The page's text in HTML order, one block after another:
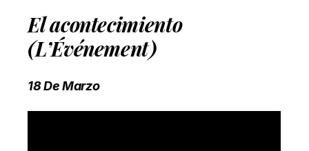
El acontecimiento
(L’Événement)
18 De Marzo